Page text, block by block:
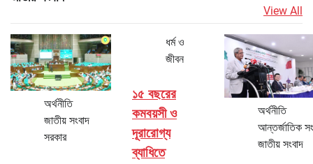
View All
অর্থনীতি
জাতীয় সংবাদ
সরকার
ধর্ম ও
জীবন
১৫ বছরের
কমবয়সী ও
দূরারোগ্য
ব্যাধিতে
অর্থনীতি
আন্তর্জাতিক
জাতীয় সংবাদ